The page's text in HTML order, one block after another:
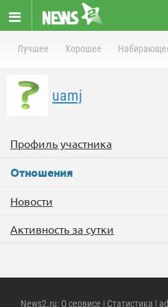
Лучшее Хорошее
uamj
Профиль участника
Отношения
Новости
Активность за сутки
News2.ru: О сервисе | Статистика |